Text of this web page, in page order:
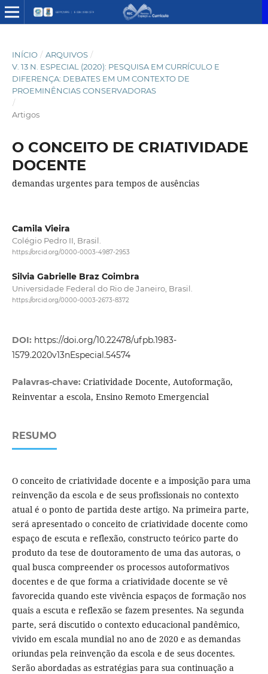
INÍCIO / ARQUIVOS /
V. 13 N. ESPECIAL (2020): PESQUISA EM CURRÍCULO E
DIFERENÇA: DEBATES EM UM CONTEXTO DE
PROEMINÊNCIAS CONSERVADORAS
/
Artigos
O CONCEITO DE CRIATIVIDADE
DOCENTE
demandas urgentes para tempos de ausências
Camila Vieira
Colégio Pedro II, Brasil.
https://orcid.org/0000-0003-4987-2953
Silvia Gabrielle Braz Coimbra
Universidade Federal do Rio de Janeiro, Brasil.
https://orcid.org/0000-0003-2673-8372
DOI: https://doi.org/10.22478/ufpb.1983-
1579.2020v13nEspecial.54574
Palavras-chave: Criatividade Docente, Autoformação,
Reinventar a escola, Ensino Remoto Emergencial
RESUMO
O conceito de criatividade docente e a imposição para uma
reinvenção da escola e de seus profissionais no contexto
atual é o ponto de partida deste artigo. Na primeira parte,
será apresentado o conceito de criatividade docente como
espaço de escuta e reflexão, constructo teórico parte do
produto da tese de doutoramento de uma das autoras, o
qual busca compreender os processos autoformativos
docentes e de que forma a criatividade docente se vê
favorecida quando este vivência espaços de formação nos
quais a escuta e reflexão se fazem presentes. Na segunda
parte, será discutido o contexto educacional pandêmico,
vivido em escala mundial no ano de 2020 e as demandas
oriundas pela reinvenção da escola e de seus docentes.
Serão abordadas as estratégias para sua continuação a